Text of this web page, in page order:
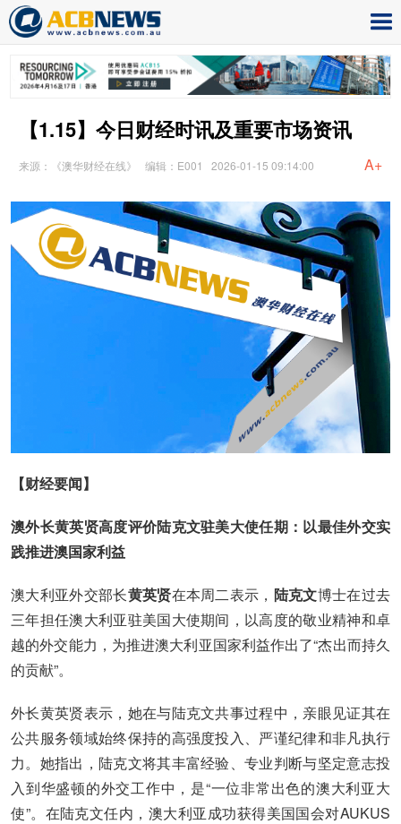
【1.15】今日财经时讯及重要市场资讯
来源：《澳华财经在线》 编辑：E001 2026-01-15 09:14:00 A+
【财经要闻】
澳外长黄英贤高度评价陆克文驻美大使任期：以最佳外交实
践推进澳国家利益
澳大利亚外交部长黄英贤在本周二表示， 陆克文博士在过去
三年担任澳大利亚驻美国大使期间，以高度的敬业精神和卓
越的外交能力，为推进澳大利亚国家利益作出了“杰出而持久
的贡献”。
外长黄英贤表示，她在与陆克文共事过程中，亲眼见证其在
公共服务领域始终保持的高强度投入、严谨纪律和非凡执行
力。她指出，陆克文将其丰富经验、专业判断与坚定意志投
入到华盛顿的外交工作中，是“一位非常出色的澳大利亚大
使”。在陆克文任内，澳大利亚成功获得美国国会对AUKUS